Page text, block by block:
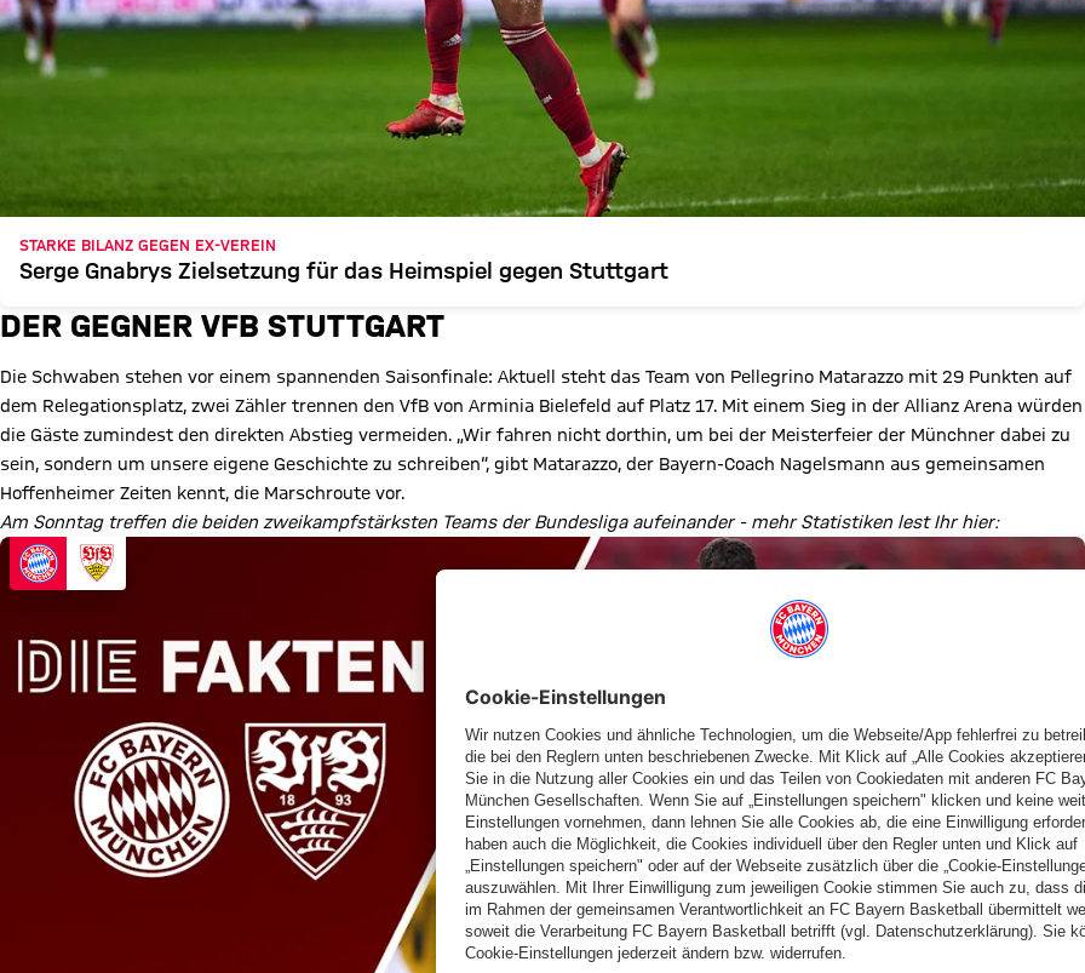
STARKE BILANZ GEGEN EX-VEREIN
Serge Gnabrys Zielsetzung für das Heimspiel gegen Stuttgart
DER GEGNER VFB STUTTGART
Die Schwaben stehen vor einem spannenden Saisonfinale: Aktuell steht das Team von Pellegrino Matarazzo mit 29 Punkten auf
dem Relegationsplatz, zwei Zähler trennen den VfB von Arminia Bielefeld auf Platz 17. Mit einem Sieg in der Allianz Arena würden
die Gäste zumindest den direkten Abstieg vermeiden. „Wir fahren nicht dorthin, um bei der Meisterfeier der Münchner dabei zu
sein, sondern um unsere eigene Geschichte zu schreiben“, gibt Matarazzo, der Bayern-Coach Nagelsmann aus gemeinsamen
Hoffenheimer Zeiten kennt, die Marschroute vor.
Am Sonntag treffen die beiden zweikampfstärksten Teams der Bundesliga aufeinander - mehr Statistiken lest Ihr hier: